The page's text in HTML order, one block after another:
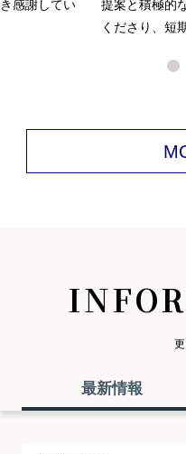
活動をして
無理を言って
ず、努力いた
最新情報